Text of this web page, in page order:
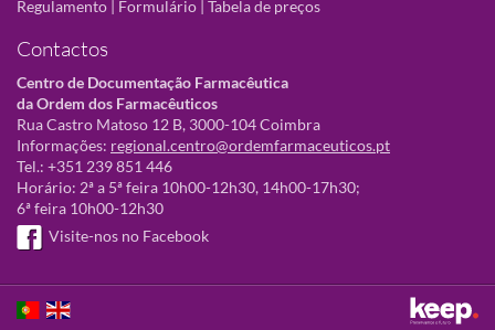
Regulamento | Formulário | Tabela de preços
Contactos
Centro de Documentação Farmacêutica
da Ordem dos Farmacêuticos
Rua Castro Matoso 12 B, 3000-104 Coimbra
Informações: regional.centro@ordemfarmaceuticos.pt
Tel.: +351 239 851 446
Horário: 2ª a 5ª feira 10h00-12h30, 14h00-17h30;
6ª feira 10h00-12h30
Visite-nos no Facebook